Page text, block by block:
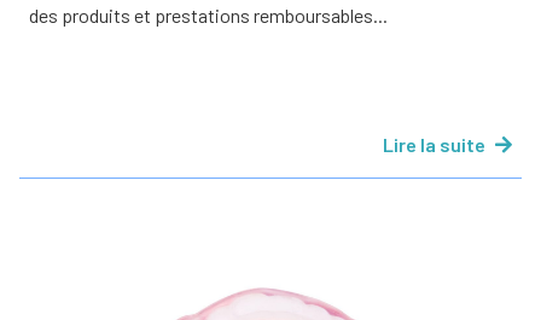
des produits et prestations remboursables...
Lire la suite